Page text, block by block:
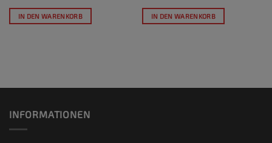
IN DEN WARENKORB IN DEN WARENKORB
INFORMATIONEN